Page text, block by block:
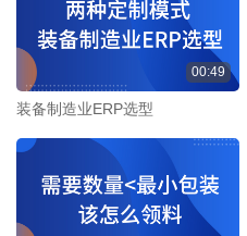
00:49
装备制造业ERP选型